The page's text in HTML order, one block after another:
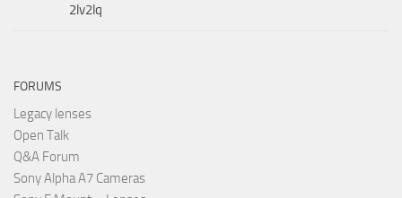
2lv2lq
FORUMS
Legacy lenses
Open Talk
Q&A Forum
Sony Alpha A7 Cameras